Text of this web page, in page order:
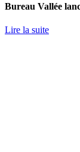
Bureau Vallée
Lire la suite